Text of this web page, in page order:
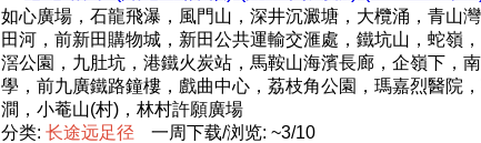
如心廣場，石龍飛瀑，風門山，深井沉澱塘，大欖涌，青山
田河，前新田購物城，新田公共運輸交滙處，鐵坑山，蛇嶺
滘公園，九肚坑，港鐵火炭站，馬鞍山海濱長廊，企嶺下，
學，前九廣鐵路鐘樓，戲曲中心，荔枝角公園，瑪嘉烈醫院
澗，小菴山(村)，林村許願廣場
分类: 长途远足径 一周下载/浏览: ~3/10